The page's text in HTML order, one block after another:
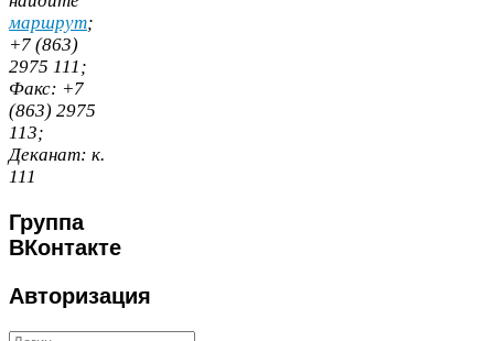
маршрут;
+7 (863)
2975 111;
Факс: +7
(863) 2975
113;
Деканат: к.
111
Группа
ВКонтакте
Авторизация